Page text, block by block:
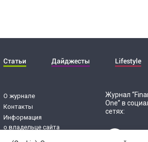
Статьи Дайджесты Lifestyle
О журнале
Контакты
Информация
о владельце сайта
Журнал
One” в
сетях: